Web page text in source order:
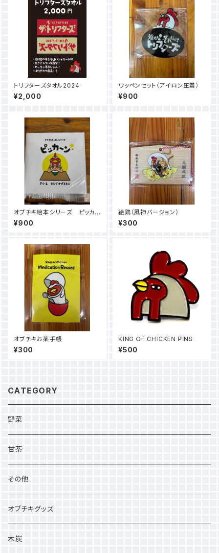
トリフターズタオル2024
¥2,000
ワッペンセット（アイロン圧着）
¥900
オブチキ絵本シリーズ ピッカ
ーン✩
¥900
絵鶏（風神バージョン）
¥300
オブチキお薬手帳
¥300
KING OF CHICKEN PINS
¥500
CATEGORY
野菜
甘茶
その他
オブチキグッズ
木炭